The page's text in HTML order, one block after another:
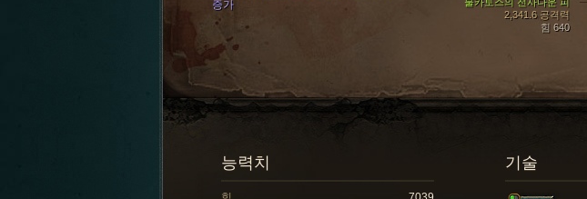
2,341.6 공격력
힘 640
증가
기술
능력치